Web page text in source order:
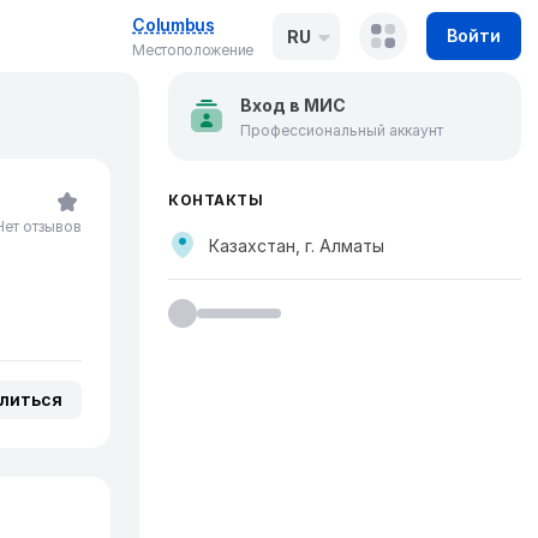
Columbus
Местоположение
RU Войти
отзывов
Вход в МИС
Профессиональный аккаунт
КОНТАКТЫ
Казахстан, г. Алматы